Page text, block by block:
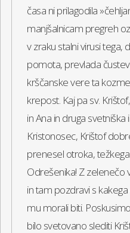
časa ni prilagodila
manjšalnicam pregreh
v zraku stalni virusi tega,
pomota, prevlada
krščanske vere ta
krepost. Kaj pa sv.
in Ana in druga
Kristonosec, Krištof
prenesel otroka,
Odrešenika! Z zelenečo
in tam pozdravi s
mu morali biti.
bilo svetovano slediti